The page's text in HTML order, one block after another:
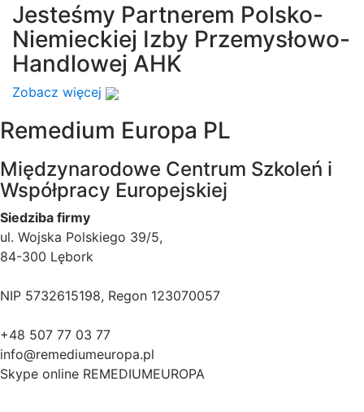
Jesteśmy Partnerem Polsko-
Niemieckiej Izby Przemysłowo-
Handlowej AHK
Zobacz więcej
Remedium Europa PL
Międzynarodowe Centrum Szkoleń i
Współpracy Europejskiej
Siedziba firmy
ul. Wojska Polskiego 39/5,
84-300 Lębork
NIP 5732615198, Regon 123070057
+48 507 77 03 77
info@remediumeuropa.pl
Skype online REMEDIUMEUROPA